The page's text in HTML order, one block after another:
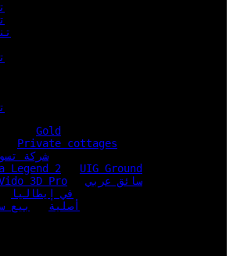
Gold
Private cottages
شركة
Legend 2
UIG Ground
3D Pro
سائق عربي
في إيطاليا
أصلية
بيع